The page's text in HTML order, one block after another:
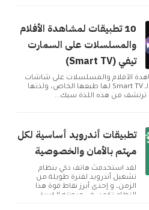
10 تطبيقات لمشاهدة الأفلام
والمسلسلات على السمارت
تيفي (Smart TV)
الأفلام والمسلسلات على شاشات
التلفاز الذكية أو الـ Smart TV لها طبعها الخاص، ولذتها
ترتشف من هذه اللذة سيك...
تطبيقات أندرويد أساسية لكل
مهتم بالأمان والخصوصية
لقد استخدمتُ هاتف ذكي بنظام
تشغيل أندرويد لفترة طويلة من
الزمن، و إحدى أبرز نقاط قوة هذا
النظام تكمن في مرونته الكبيرة